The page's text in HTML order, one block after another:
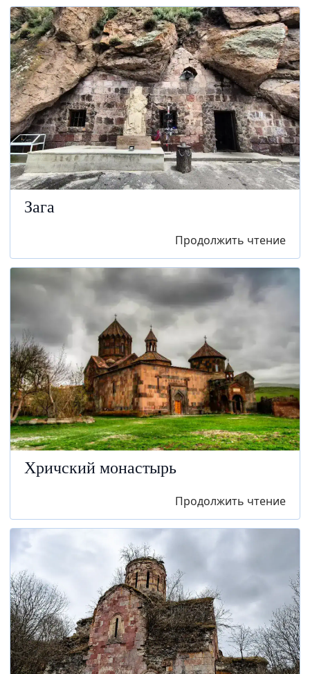
Зага
Продолжить чтение
Хричский монастырь
Продолжить чтение